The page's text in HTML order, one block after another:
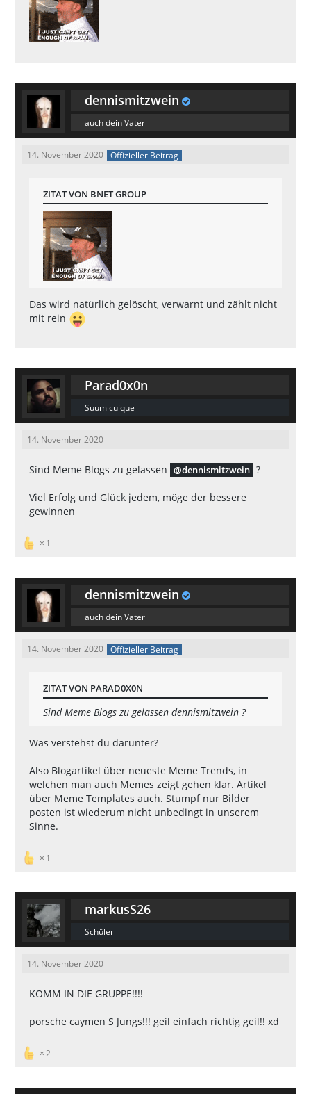
dennismitzwein
auch dein Vater
14. November 2020 Offizieller Beitrag
ZITAT VON BNET GROUP
Das wird natürlich gelöscht, verwarnt und zählt nicht
mit rein
Parad0x0n
Suum cuique
14. November 2020
Sind Meme Blogs zu gelassen dennismitzwein ?
Viel Erfolg und Glück jedem, möge der bessere
gewinnen
1
dennismitzwein
auch dein Vater
14. November 2020 Offizieller Beitrag
ZITAT VON PARAD0X0N
Sind Meme Blogs zu gelassen dennismitzwein ?
Was verstehst du darunter?
Also Blogartikel über neueste Meme Trends, in
welchen man auch Memes zeigt gehen klar. Artikel
über Meme Templates auch. Stumpf nur Bilder
posten ist wiederum nicht unbedingt in unserem
Sinne.
1
markusS26
Schüler
14. November 2020
KOMM IN DIE GRUPPE!!!!
porsche caymen S Jungs!!! geil einfach richtig geil!! xd
2